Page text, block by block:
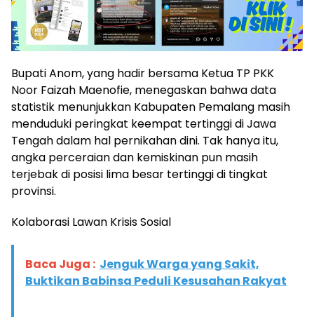
​Bupati Anom, yang hadir bersama Ketua TP PKK
Noor Faizah Maenofie, menegaskan bahwa data
statistik menunjukkan Kabupaten Pemalang masih
menduduki peringkat keempat tertinggi di Jawa
Tengah dalam hal pernikahan dini. Tak hanya itu,
angka perceraian dan kemiskinan pun masih
terjebak di posisi lima besar tertinggi di tingkat
provinsi.
​Kolaborasi Lawan Krisis Sosial
Baca Juga : Jenguk Warga yang Sakit,
Buktikan Babinsa Peduli Kesusahan Rakyat